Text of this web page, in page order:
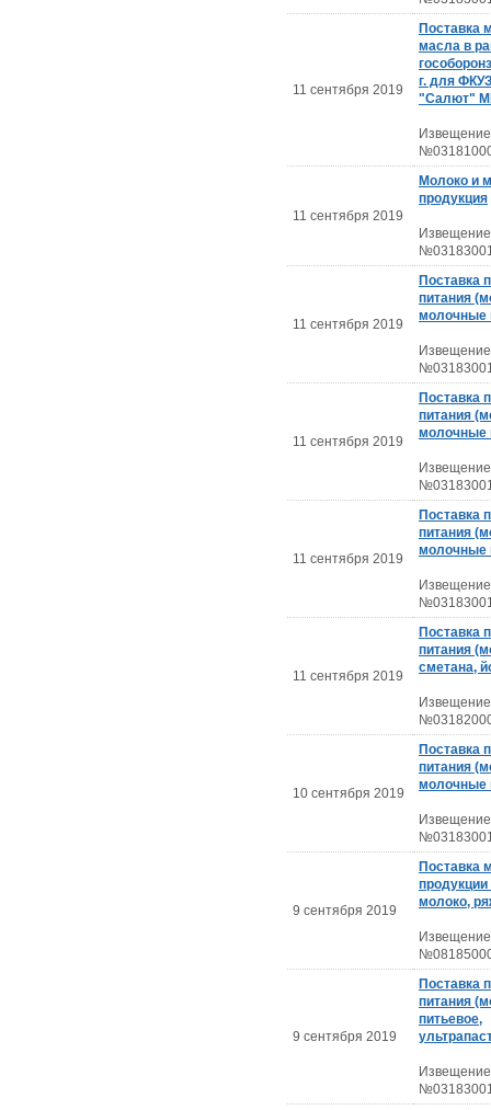
11 сентября 2019
Поставка
масла в
г. для
"Салют"
Извещение
11 сентября 2019
Молоко и
продукция
Извещение
11 сентября 2019
Поставка
питания
молочные
Извещение
11 сентября 2019
Поставка
питания
молочные
Извещение
11 сентября 2019
Поставка
питания
молочные
Извещение
11 сентября 2019
Поставка
питания
сметана,
Извещение
10 сентября 2019
Поставка
питания
молочные
Извещение
9 сентября 2019
Поставка
молоко,
Извещение
9 сентября 2019
Поставка
питания
питьевое,
Извещение